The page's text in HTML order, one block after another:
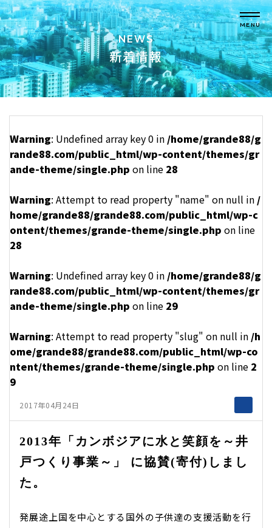
MENU
NEWS
新着情報
Warning: Undefined array key 0 in /home/grande88/g
rande88.com/public_html/wp-content/themes/gr
ande-theme/single.php on line 28
Warning: Attempt to read property "name" on null in /
home/grande88/grande88.com/public_html/wp-c
ontent/themes/grande-theme/single.php on line
28
Warning: Undefined array key 0 in /home/grande88/g
rande88.com/public_html/wp-content/themes/gr
ande-theme/single.php on line 29
Warning: Attempt to read property "slug" on null in /h
ome/grande88/grande88.com/public_html/wp-co
ntent/themes/grande-theme/single.php on line 2
9
2017年04月24日
2013年「カンボジアに水と笑顔を～井
戸つくり事業～」 に協賛(寄付)しまし
た。
発展途上国を中心とする国外の子供達の支援活動を行